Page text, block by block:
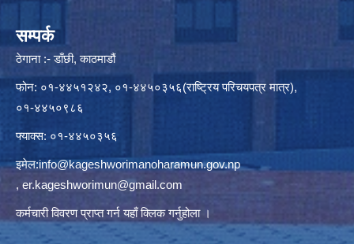
सम्पर्क
ठेगाना :- डाँछी, काठमाडौं
फोन: ०१-४४५१२४२, ०१-४४५०३५६(राष्ट्रिय परिचयपत्र मात्र),
०१-४४५०९८६
फ्याक्स: ०१-४४५०३५६
इमेल:info@kageshworimanoharamun.gov.np
, er.kageshworimun@gmail.com
कर्मचारी विवरण प्राप्त गर्नयहाँ क्लिकगर्नुहोला ।